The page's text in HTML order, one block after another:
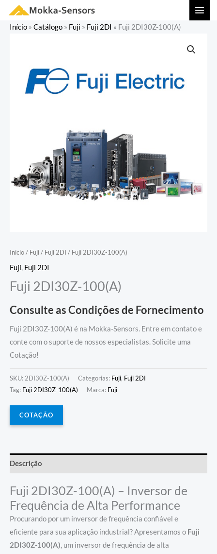
Início » Catálogo » Fuji » Fuji 2DI » Fuji 2DI30Z-100(A)
Início/ Fuji/ Fuji 2DI / Fuji 2DI30Z-100(A)
Fuji, Fuji 2DI
Fuji 2DI30Z-100(A)
Consulte as Condições de Fornecimento
Fuji 2DI30Z-100(A) é na Mokka-Sensors. Entre em contato e
conte com o suporte de nossos especialistas. Solicite uma
Cotação!
SKU: 2DI30Z-100(A) Categorias: Fuji, Fuji 2DI
Tag: Fuji 2DI30Z-100(A) Marca: Fuji
COTAÇÃO
Descrição
Fuji 2DI30Z-100(A) – Inversor de
Frequência de Alta Performance
Procurando por um inversor de frequência confiável e
eficiente para sua aplicação industrial? Apresentamos o Fuji
2DI30Z-100(A), um inversor de frequência de alta